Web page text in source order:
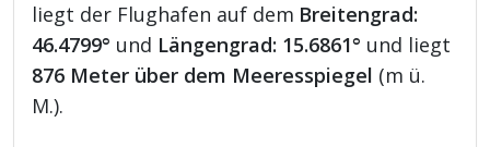
liegt der Flughafen auf dem Breitengrad:
46.4799° und Längengrad: 15.6861° und liegt
876 Meter über dem Meeresspiegel (m ü.
M.).